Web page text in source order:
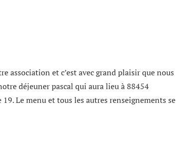
association et c’est avec grand plaisir que nous
déjeuner pascal qui aura lieu à 88454
Le menu et tous les autres renseignements se